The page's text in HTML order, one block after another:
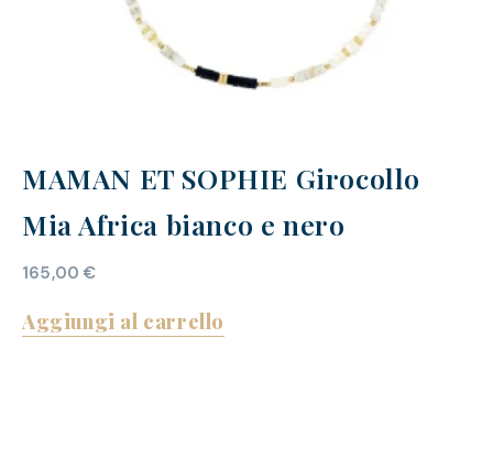
MAMAN ET SOPHIE Girocollo
Mia Africa bianco e nero
165,00€
Aggiungi al carrello